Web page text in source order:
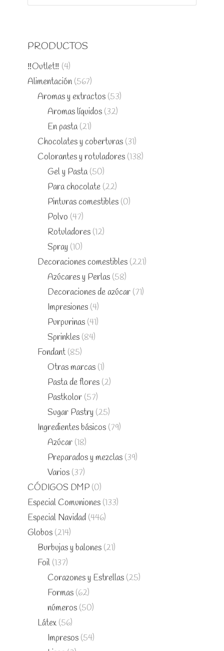
PRODUCTOS
‼️Outlet‼️ (4)
Alimentación (567)
Aromas y extractos (53)
Aromas líquidos (32)
En pasta (21)
Chocolates y coberturas (31)
Colorantes y rotuladores (138)
Gel y Pasta (50)
Para chocolate (22)
Pinturas comestibles (0)
Polvo (47)
Rotuladores (12)
Spray (10)
Decoraciones comestibles (221)
Azúcares y Perlas (58)
Decoraciones de azúcar (71)
Impresiones (4)
Purpurinas (41)
Sprinkles (84)
Fondant (85)
Otras marcas (1)
Pasta de flores (2)
Pastkolor (57)
Sugar Pastry (25)
Ingredientes básicos (79)
Azúcar (18)
Preparados y mezclas (39)
Varios (37)
CÓDIGOS DMP (0)
Especial Comuniones (133)
Especial Navidad (446)
Globos (214)
Burbujas y balones (21)
Foil (137)
Corazones y Estrellas (25)
Formas (62)
números (50)
Látex (56)
Impresos (54)